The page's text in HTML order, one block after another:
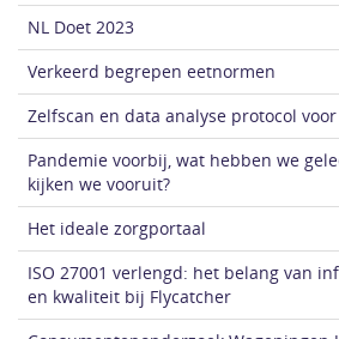
Research
Academic
Support
Research
Intelligence
Actueel
Contact
NL Doet 2023
Verkeerd begrepen eetnormen
Zelfscan en data analyse protocol
Pandemie voorbij, wat hebben we
kijken we vooruit?
Het ideale zorgportaal
ISO 27001 verlengd: het belang van
en kwaliteit bij Flycatcher